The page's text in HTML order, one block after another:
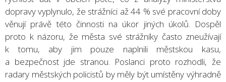
dopravy vyplynulo, že strážníci až 44 % své pracovní doby
věnují právě této činnosti na úkor jiných úkolů. Dospěl
proto k názoru, že města své strážníky často zneužívají
k tomu, aby jim pouze naplnili městskou kasu,
a bezpečnost jde stranou. Poslanci proto rozhodli, že
radary městských policistů by měly být umístěny výhradně